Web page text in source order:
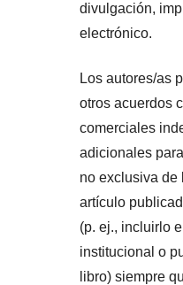
divulgación,
electrónico.
Los autores/as
otros acuerdos
comerciales
adicionales
no exclusiva de
artículo
(p. ej., incluirlo
institucional o
libro) siempre